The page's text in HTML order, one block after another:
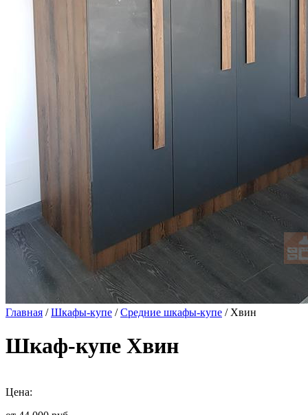
Главная /Шкафы-купе /Средние шкафы-купе / Хвин
Шкаф-купе Хвин
Цена: